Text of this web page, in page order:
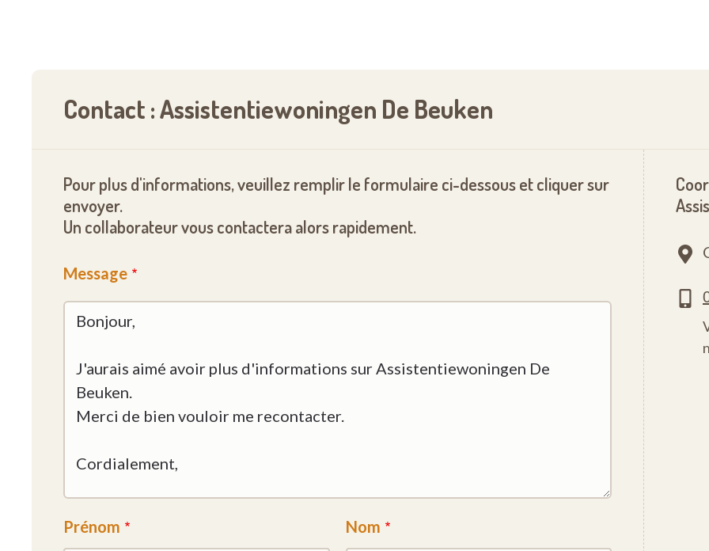
Contact : Assistentiewoningen De Beuken
Pour plus d'informations, veuillez remplir le formulaire ci-dessous et cliquer sur
envoyer.
Un collaborateur vous contactera alors rapidement.
Message
Prénom Nom